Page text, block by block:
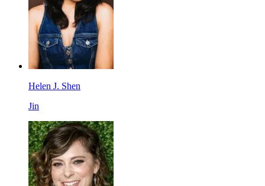
Helen J. Shen
Jin